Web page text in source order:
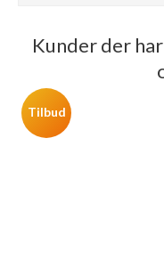
Kunder der
Tilbud